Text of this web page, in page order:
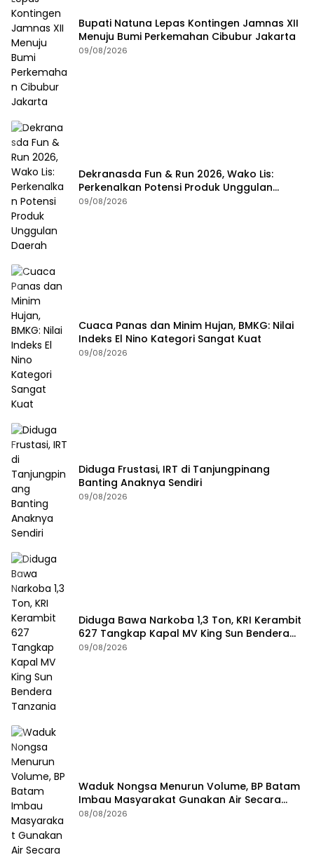
Bupati Natuna Lepas Kontingen Jamnas XII
Menuju Bumi Perkemahan Cibubur Jakarta
09/08/2026
Dekranasda Fun & Run 2026, Wako Lis:
Perkenalkan Potensi Produk Unggulan
Daerah
09/08/2026
Cuaca Panas dan Minim Hujan, BMKG: Nilai
Indeks El Nino Kategori Sangat Kuat
09/08/2026
Diduga Frustasi, IRT di Tanjungpinang
Banting Anaknya Sendiri
09/08/2026
Diduga Bawa Narkoba 1,3 Ton, KRI Kerambit
627 Tangkap Kapal MV King Sun Bendera
Tanzania
09/08/2026
Waduk Nongsa Menurun Volume, BP Batam
Imbau Masyarakat Gunakan Air Secara
Bijak
08/08/2026